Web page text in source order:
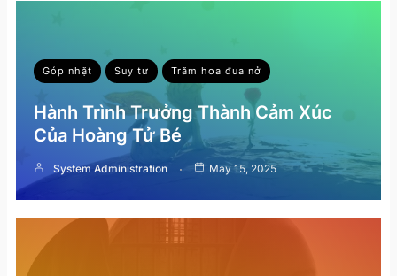
Góp nhặt Suy tư Trăm hoa đua nở
Hành Trình Trưởng Thành Cảm Xúc
Của Hoàng Tử Bé
System Administration May 15, 2025